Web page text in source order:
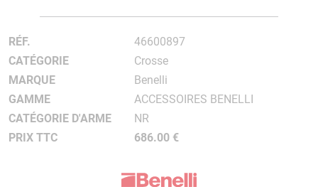
RÉF.
46600897
CATÉGORIE
Crosse
MARQUE
Benelli
GAMME
ACCESSOIRES BENELLI
CATÉGORIE D'ARME
NR
PRIX TTC
686.00 €